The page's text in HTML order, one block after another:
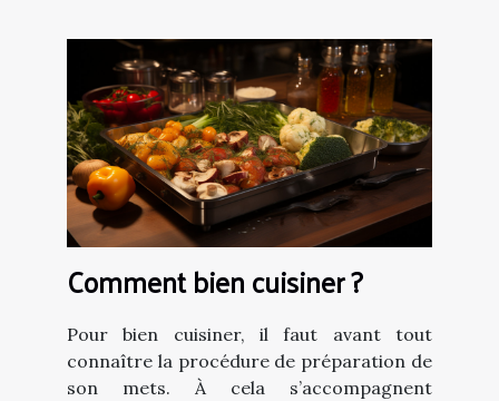
Comment bien cuisiner ?
Pour bien cuisiner, il faut avant tout
connaître la procédure de préparation de
son mets. À cela s’accompagnent